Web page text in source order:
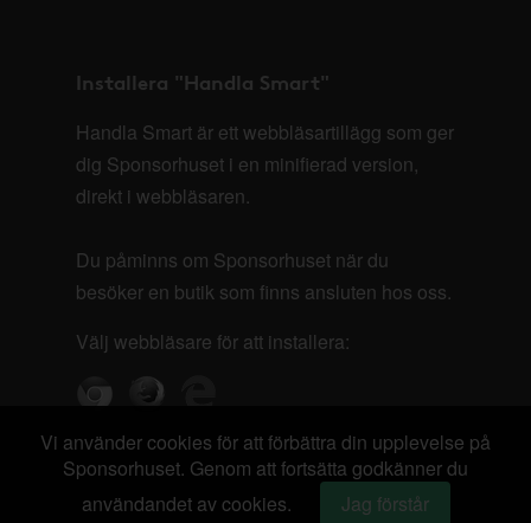
Installera "Handla Smart"
Handla Smart är ett webbläsartillägg som ger
dig Sponsorhuset i en minifierad version,
direkt i webbläsaren.
Du påminns om Sponsorhuset när du
besöker en butik som finns ansluten hos oss.
Välj webbläsare för att installera:
Vi använder cookies för att förbättra din upplevelse på
Sponsorhuset. Genom att fortsätta godkänner du
användandet av cookies.
Jag förstår